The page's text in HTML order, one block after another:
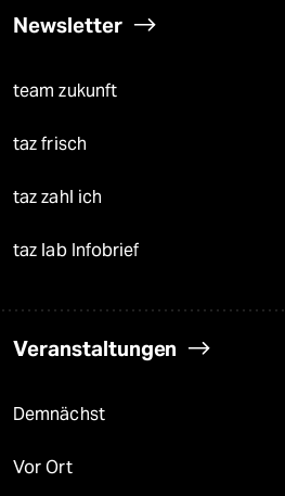
Newsletter
team zukunft
taz frisch
taz zahl ich
taz lab Infobrief
Veranstaltungen
Demnächst
Vor Ort